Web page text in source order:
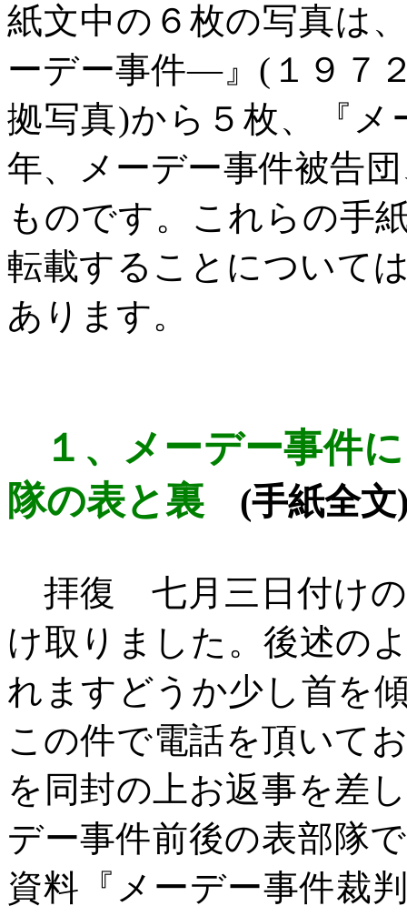
紙文中の６枚の写真は
ーデー事件―』 ( １９７
拠写真)から５枚、『メ
年、メーデー事件被告
ものです。これらの手
転載することについて
あります。
１、 メーデー事件
隊の表と裏
(手紙全文
拝復 七月三日付けの
け取りました。後述の
れますどうか少し首を
この件で電話を頂いて
を同封の上お返事を差
デー事件前後の表部隊
資料『メーデー事件裁